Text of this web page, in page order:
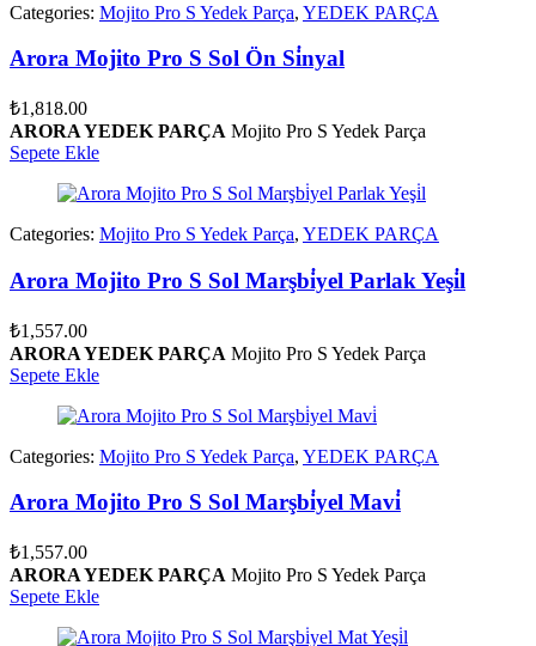
Categories: Mojito Pro S Yedek Parça, YEDEK PARÇA
Arora Mojito Pro S Sol Ön Si̇nyal
₺1,818.00
ARORA YEDEK PARÇA Mojito Pro S Yedek Parça
Sepete Ekle
Categories: Mojito Pro S Yedek Parça, YEDEK PARÇA
Arora Mojito Pro S Sol Marşbi̇yel Parlak Yeşi̇l
₺1,557.00
ARORA YEDEK PARÇA Mojito Pro S Yedek Parça
Sepete Ekle
Categories: Mojito Pro S Yedek Parça, YEDEK PARÇA
Arora Mojito Pro S Sol Marşbi̇yel Mavi̇
₺1,557.00
ARORA YEDEK PARÇA Mojito Pro S Yedek Parça
Sepete Ekle